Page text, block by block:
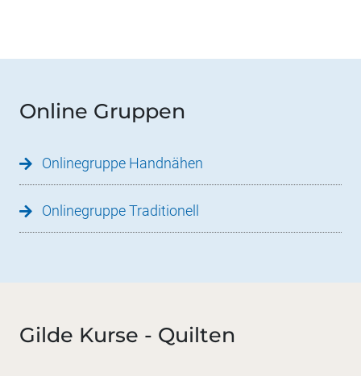
Online Gruppen
Onlinegruppe Handnähen
Onlinegruppe Traditionell
Gilde Kurse - Quilten